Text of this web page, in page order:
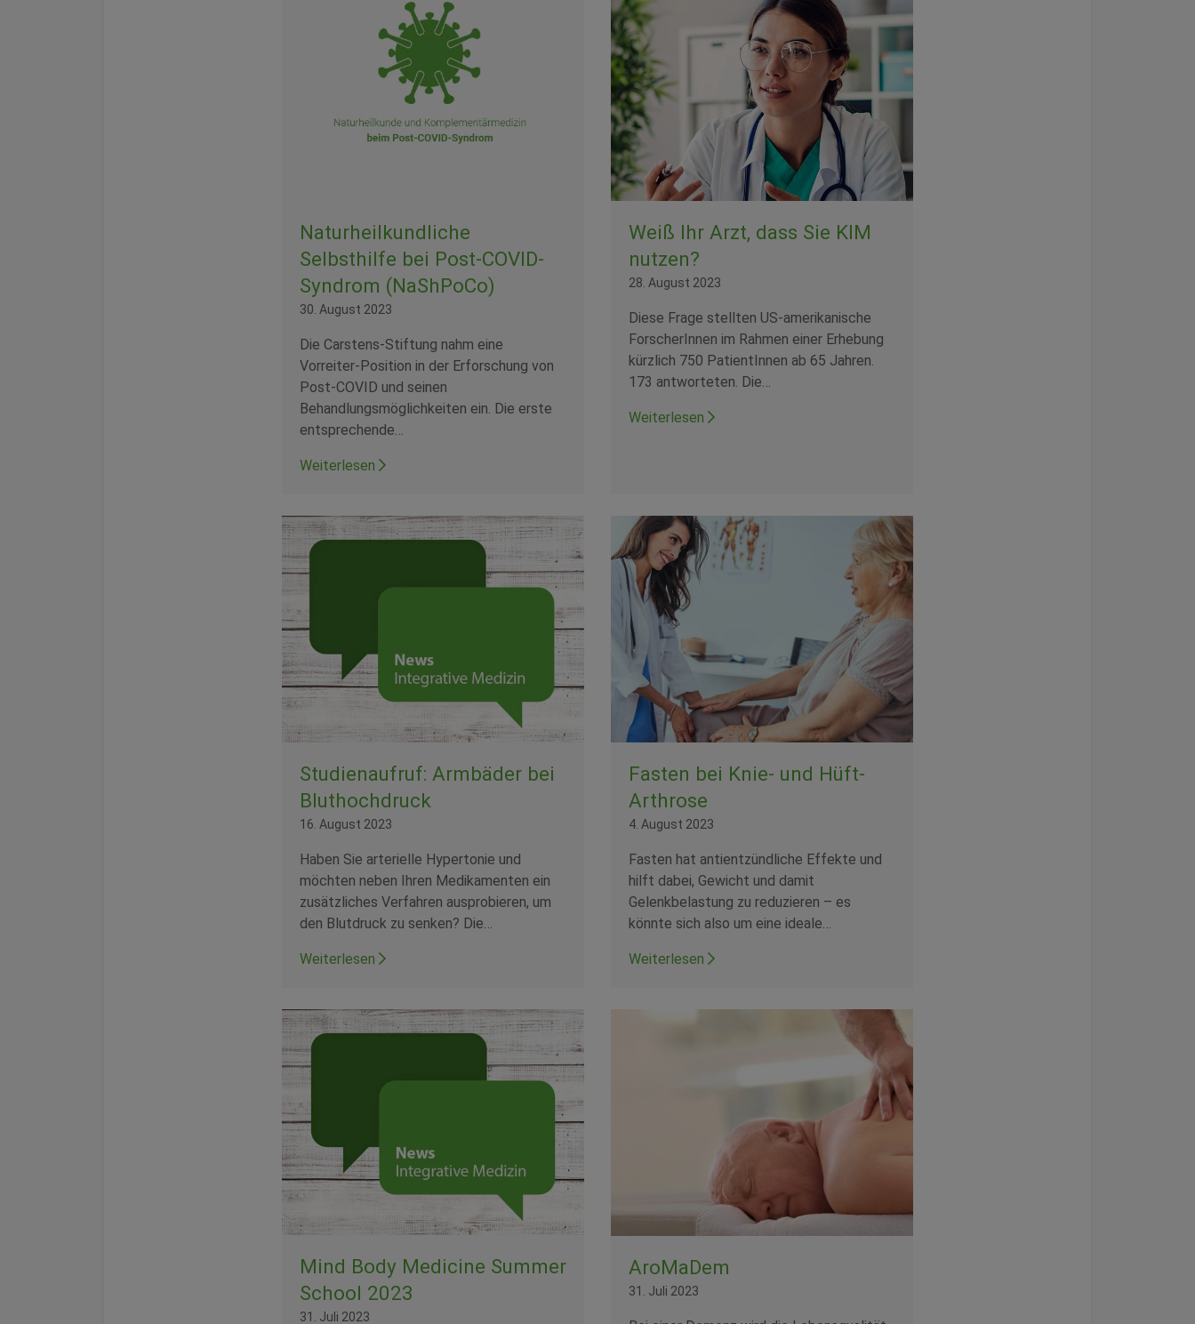
Naturheilkundliche
Selbsthilfe bei Post-COVID-
Syndrom (NaShPoCo)
30. August 2023
Die Carstens-Stiftung nahm eine
Vorreiter-Position in der Erforschung von
Post-COVID und seinen
Behandlungsmöglichkeiten ein. Die erste
entsprechende…
Weiterlesen
Weiß Ihr Arzt, dass Sie KIM
nutzen?
28. August 2023
Diese Frage stellten US-amerikanische
ForscherInnen im Rahmen einer Erhebung
kürzlich 750 PatientInnen ab 65 Jahren.
173 antworteten. Die…
Weiterlesen
Studienaufruf: Armbäder bei
Bluthochdruck
16. August 2023
Haben Sie arterielle Hypertonie und
möchten neben Ihren Medikamenten ein
zusätzliches Verfahren ausprobieren, um
den Blutdruck zu senken? Die…
Weiterlesen
Fasten bei Knie- und Hüft-
Arthrose
4. August 2023
Fasten hat antientzündliche Effekte und
hilft dabei, Gewicht und damit
Gelenkbelastung zu reduzieren – es
könnte sich also um eine ideale…
Weiterlesen
Mind Body Medicine Summer
School 2023
31. Juli 2023
AroMaDem
31. Juli 2023